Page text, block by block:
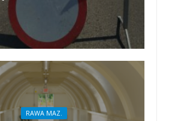
RAWA MAZ.